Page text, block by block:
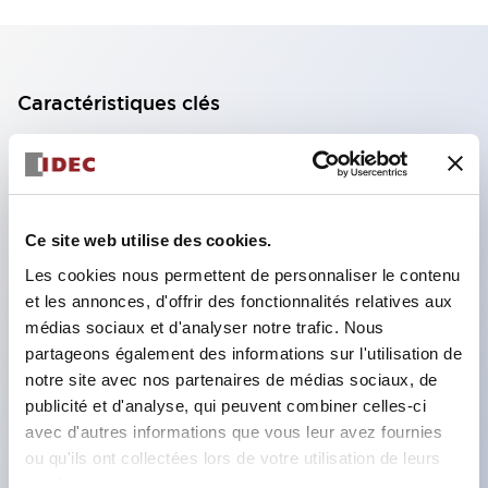
Ce site web utilise des cookies.
Les cookies nous permettent de personnaliser le contenu
et les annonces, d'offrir des fonctionnalités relatives aux
médias sociaux et d'analyser notre trafic. Nous
partageons également des informations sur l'utilisation de
notre site avec nos partenaires de médias sociaux, de
publicité et d'analyse, qui peuvent combiner celles-ci
avec d'autres informations que vous leur avez fournies
ou qu'ils ont collectées lors de votre utilisation de leurs
Caractéristiques clés
Bloc de contact à 2 étages avec 2 contacts,
permettant une configuration à 4 contacts
contact à 11 étages), 59,9 mm (*bloc de contact à
22 étages). Conception peu encombrante
possible.
Structure de sécurité de 3e génération :
déclenchement à 2 actions, garde intégrée,
structure de protection des doigts IP20.